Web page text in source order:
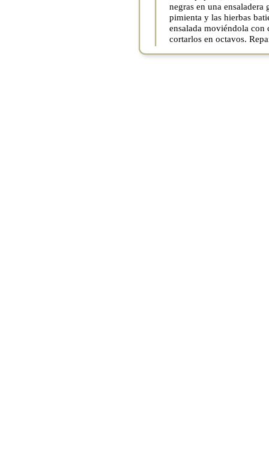
negras en una
pimienta y las hierbas
ensalada moviéndola
cortarlos en octavos.